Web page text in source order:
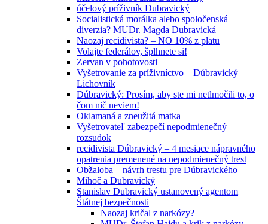
účelový príživník Dubravický
Socialistická morálka alebo spoločenská
diverzia? MUDr. Magda Dubravická
Naozaj recidivista? – NO 10% z platu
Volajte federálov, šplhnete si!
Zervan v pohotovosti
Vyšetrovanie za príživníctvo – Dúbravický –
Lichovník
Dúbravický: Prosím, aby ste mi netlmočili to, o
čom nič neviem!
Oklamaná a zneužitá matka
Vyšetrovateľ zabezpečí nepodmienečný
rozsudok
recidivista Dúbravický – 4 mesiace nápravného
opatrenia premenené na nepodmienečný trest
Obžaloba – návrh trestu pre Dúbravického
Mihoč a Dubravický
Stanislav Dubravický ustanovený agentom
Štátnej bezpečnosti
Naozaj kričal z narkózy?